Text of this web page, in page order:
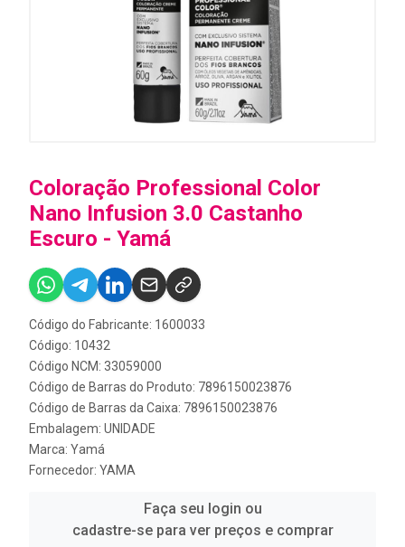
Coloração Professional Color
Nano Infusion 3.0 Castanho
Escuro - Yamá
Código do Fabricante: 1600033
Código: 10432
Código NCM: 33059000
Código de Barras do Produto: 7896150023876
Código de Barras da Caixa: 7896150023876
Embalagem: UNIDADE
Marca: Yamá
Fornecedor: YAMA
Faça seu login ou
cadastre-se para ver preços e comprar